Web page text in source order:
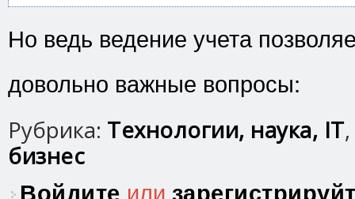
Но ведь ведение учета
довольно важные вопросы:
Рубрика: Технологии, наука, IT,
бизнес
Войдите или